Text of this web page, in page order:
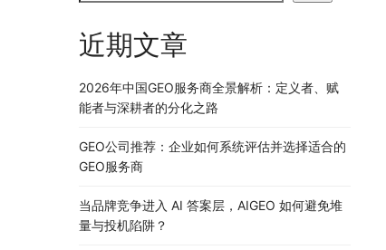
近期文章
2026年中国GEO服务商全景解析：定义者、赋
能者与深耕者的分化之路
GEO公司推荐：企业如何系统评估并选择适合的
GEO服务商
当品牌竞争进入 AI 答案层，AIGEO 如何避免堆
量与投机陷阱？